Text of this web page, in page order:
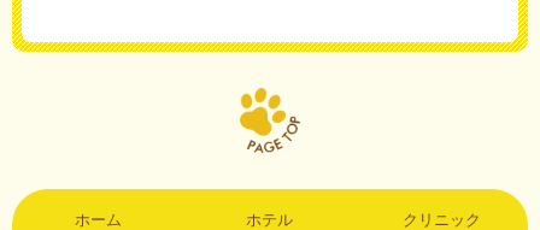
ホーム ホテル クリニック